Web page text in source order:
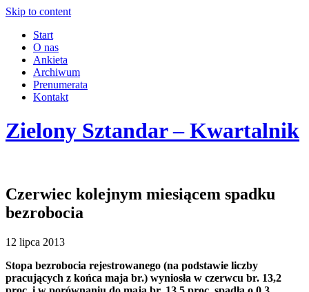
Skip to content
Start
O nas
Ankieta
Archiwum
Prenumerata
Kontakt
Zielony Sztandar – Kwartalnik
Czerwiec kolejnym miesiącem spadku
bezrobocia
12 lipca 2013
Stopa bezrobocia rejestrowanego (na podstawie liczby
pracujących z końca maja br.) wyniosła w czerwcu br. 13,2